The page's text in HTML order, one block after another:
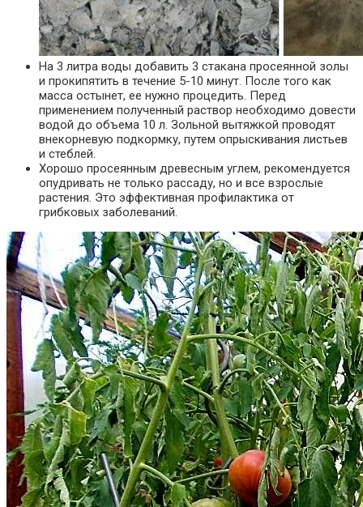
На 3 литра воды добавить 3 стакана просеянной золы
и прокипятить в течение 5-10 минут. После того как
масса остынет, ее нужно процедить. Перед
применением полученный раствор необходимо довести
водой до объема 10 л. Зольной вытяжкой проводят
внекорневую подкормку, путем опрыскивания листьев
и стеблей.
Хорошо просеянным древесным углем, рекомендуется
опудривать не только рассаду, но и все взрослые
растения. Это эффективная профилактика от
грибковых заболеваний.